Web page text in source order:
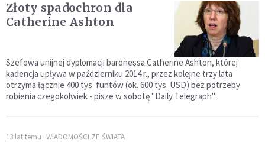
Złoty spadochron dla
Catherine Ashton
Szefowa unijnej dyplomacji baronessa Catherine Ashton, której
kadencja upływa w październiku 2014 r., przez kolejne trzy lata
otrzyma łącznie 400 tys. funtów (ok. 600 tys. USD) bez potrzeby
robienia czegokolwiek - pisze w sobotę "Daily Telegraph".
13 lat temu WIADOMOŚCI ZE ŚWIATA